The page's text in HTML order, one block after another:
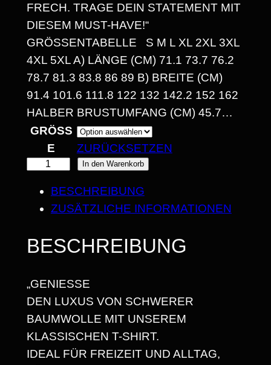
:
1
4
,
3
0
€
B
I
S
,
6
8
ECH. TRAGE DEIN STATEMENT MIT DI
ESEM MUST-HAVE!“ GR
ÖSSENTABELLE S M L XL 2XL 3XL 4XL
5XL A) LÄNGE (CM) 71.1 73.7 76.2 78.
7 81.3 83.8 86 89 B) BREITE (CM) 91.
4 101.6 111.8 122 132 142.2 152 162 HAL
BER BRUSTUMFANG (CM) 45.7…
GRÖSSE
ZURÜCKSETZEN
T
V
I
T
Ä
T
In den Warenkorb
BESCHREIBUNG
ZUSÄTZLICHE INFORMATIONEN
BESCHREIBUNG
„GENIESSE
DEN LUXUS VON SCHWERER
BAUMWOLLE MIT UNSEREM
KLASSISCHEN T-SHIRT.
IDEAL FÜR FREIZEIT UND ALLTAG,